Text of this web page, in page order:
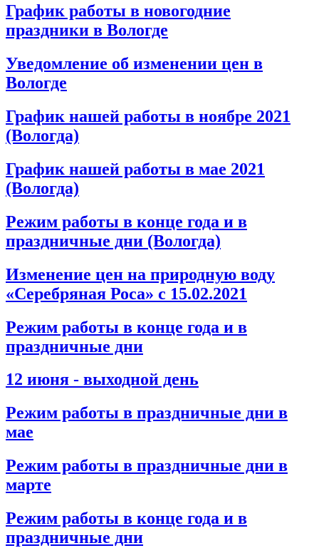
График работы в новогодние
праздники в Вологде
Уведомление об изменении цен в
Вологде
График нашей работы в ноябре 2021
(Вологда)
График нашей работы в мае 2021
(Вологда)
Режим работы в конце года и в
праздничные дни (Вологда)
Изменение цен на природную воду
«Серебряная Роса» с 15.02.2021
Режим работы в конце года и в
праздничные дни
12 июня - выходной день
Режим работы в праздничные дни в
мае
Режим работы в праздничные дни в
марте
Режим работы в конце года и в
праздничные дни